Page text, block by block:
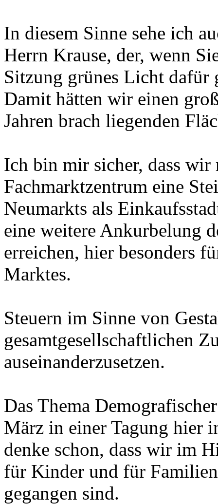
In diesem Sinne sehe ich
Herrn Krause, der, wenn
Sitzung grünes Licht dafür
Damit hätten wir einen
Jahren brach liegenden
Ich bin mir sicher, dass wir
Fachmarktzentrum eine
Neumarkts als
eine weitere Ankurbelung
erreichen, hier besonders
Marktes.
Steuern im Sinne von
gesamtgesellschaftlichen
auseinanderzusetzen.
Das Thema
März in einer Tagung hier
denke schon, dass wir im
für Kinder und für
gegangen sind.